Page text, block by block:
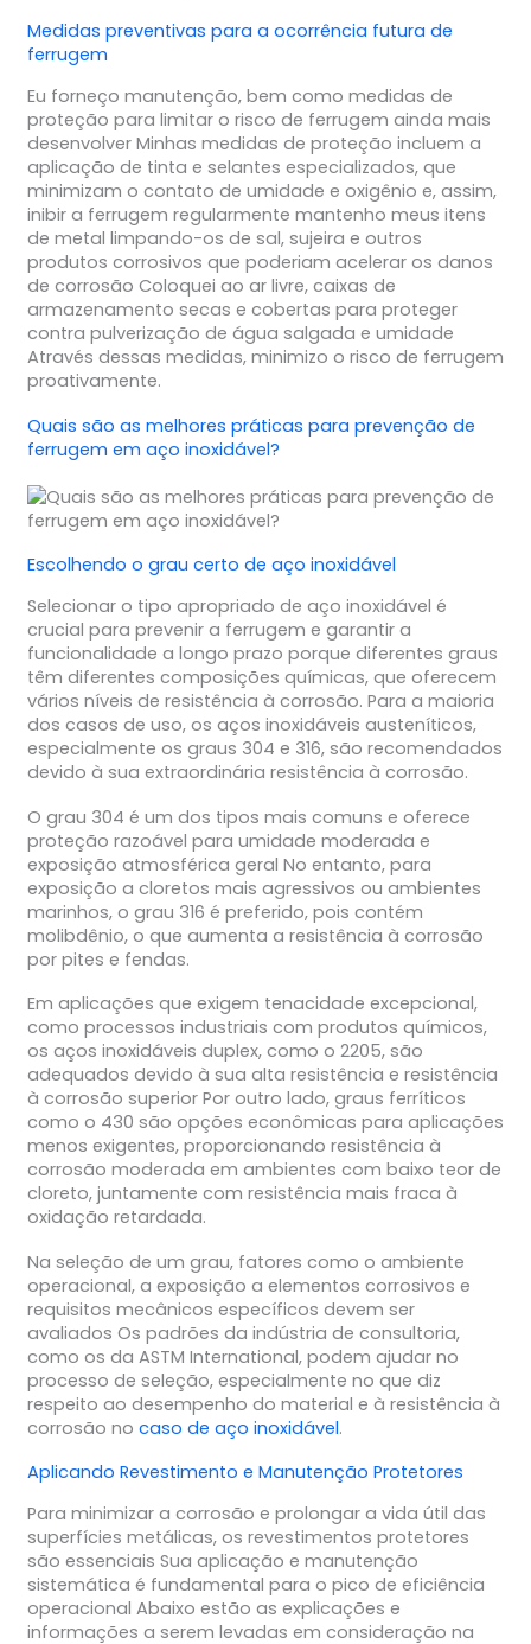
Medidas preventivas para a ocorrência futura de
ferrugem
Eu forneço manutenção, bem como medidas de
proteção para limitar o risco de ferrugem ainda mais
desenvolver Minhas medidas de proteção incluem a
aplicação de tinta e selantes especializados, que
minimizam o contato de umidade e oxigênio e, assim,
inibir a ferrugem regularmente mantenho meus itens
de metal limpando-os de sal, sujeira e outros
produtos corrosivos que poderiam acelerar os danos
de corrosão Coloquei ao ar livre, caixas de
armazenamento secas e cobertas para proteger
contra pulverização de água salgada e umidade
Através dessas medidas, minimizo o risco de ferrugem
proativamente.
Quais são as melhores práticas para prevenção de
ferrugem em aço inoxidável?
Escolhendo o grau certo de aço inoxidável
Selecionar o tipo apropriado de aço inoxidável é
crucial para prevenir a ferrugem e garantir a
funcionalidade a longo prazo porque diferentes graus
têm diferentes composições químicas, que oferecem
vários níveis de resistência à corrosão. Para a maioria
dos casos de uso, os aços inoxidáveis austeníticos,
especialmente os graus 304 e 316, são recomendados
devido à sua extraordinária resistência à corrosão.
O grau 304 é um dos tipos mais comuns e oferece
proteção razoável para umidade moderada e
exposição atmosférica geral No entanto, para
exposição a cloretos mais agressivos ou ambientes
marinhos, o grau 316 é preferido, pois contém
molibdênio, o que aumenta a resistência à corrosão
por pites e fendas.
Em aplicações que exigem tenacidade excepcional,
como processos industriais com produtos químicos,
os aços inoxidáveis duplex, como o 2205, são
adequados devido à sua alta resistência e resistência
à corrosão superior Por outro lado, graus ferríticos
como o 430 são opções econômicas para aplicações
menos exigentes, proporcionando resistência à
corrosão moderada em ambientes com baixo teor de
cloreto, juntamente com resistência mais fraca à
oxidação retardada.
Na seleção de um grau, fatores como o ambiente
operacional, a exposição a elementos corrosivos e
requisitos mecânicos específicos devem ser
avaliados Os padrões da indústria de consultoria,
como os da ASTM International, podem ajudar no
processo de seleção, especialmente no que diz
respeito ao desempenho do material e à resistência à
corrosão no caso de aço inoxidável.
Aplicando Revestimento e Manutenção Protetores
Para minimizar a corrosão e prolongar a vida útil das
superfícies metálicas, os revestimentos protetores
são essenciais Sua aplicação e manutenção
sistemática é fundamental para o pico de eficiência
operacional Abaixo estão as explicações e
informações a serem levadas em consideração na